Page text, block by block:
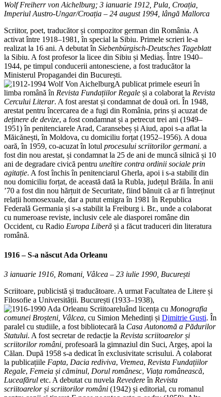
Wolf Freiherr von Aichelburg; 3 ianuarie 1912, Pula, Croația,
Imperiul Austro-Ungar/Croația – 24 august 1994, lângă Mallorca
Scriitor, poet, traducător și compozitor german din România. A
activat între 1918–1981, în special la Sibiu. Primele scrieri le-a
realizat la 16 ani. A debutat în Siebenbürgisch-Deutsches Tageblatt
la Sibiu. A fost profesor la licee din Sibiu și Mediaș. Între 1940–
1944, pe timpul conducerii antonesciene, a fost traducător la
Ministerul Propagandei din București.
A publicat primele eseuri în
limba română în Revista Fundațiilor Regale și a colaborat la Revista
Cercului Literar. A fost arestat și condamnat de două ori. În 1948,
arestat pentru încercarea de a fugi din România, prins și acuzat de
deținere de devize, a fost condamnat și a petrecut trei ani (1949–
1951) în penitenciarele Arad, Caransebeș și Aiud, apoi s-a aflat la
Măicănești, în Moldova, cu domiciliu forțat (1952–1956). A doua
oară, în 1959, co-acuzat în lotul procesului scriitorilor germani. a
fost din nou arestat, și condamnat la 25 de ani de muncă silnică și 10
ani de degradare civică pentru uneltire contra ordinii sociale prin
agitație. A fost închis în penitenciarul Gherla, apoi i s-a stabilit din
nou domiciliu forțat, de această dată la Rubla, județul Brăila. În anii
’70 a fost din nou hărțuit de Securitate, fiind bănuit că ar fi întreținut
relații homosexuale, dar a putut emigra în 1981 în Republica
Federală Germania și s-a stabilit la Freiburg i. Br., unde a colaborat
cu numeroase reviste, inclusiv cele ale diasporei române din
Occident, cu Radio Europa Liberă și a făcut traduceri din literatura
română.
1916 – S-a născut Ada Orleanu
3 ianuarie 1916, Romani, Vâlcea – 23 iulie 1990, București
Scriitoare, publicistă și traducătoare. A urmat Facultatea de Litere și
Filosofie a Universității. București (1933–1938),
luând licența cu Monografia
comunei Broșteni, Vâlcea, cu Simion Mehedinți și Dimitrie Gusti. În
paralel cu studiile, a fost bibliotecară la Casa Autonomă a Pădurilor
Statului. A fost secretar de redacție la Revista scriitoarelor și
scriitorilor români, profesoară la gimnaziul din Suci, Argeș, apoi la
Călan. După 1958 s-a dedicat în exclusivitate scrisului. A colaborat
la publicațiile Fapta, Dacia rediviva, Vremea, Revista Fundațiilor
Regale, Femeia și căminul, Dorul românesc, Viața românească,
Luceafărul etc. A debutat cu nuvela Revedereîn Revista
scriitoarelor și scriitorilor români (1942) și editorial, cu romanul